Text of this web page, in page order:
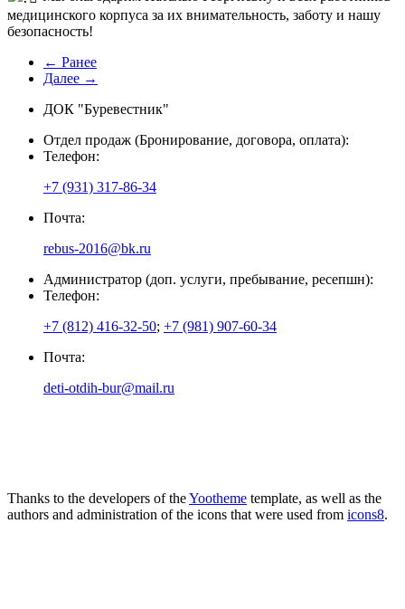
медицинского корпуса за их внимательность, заботу и нашу
безопасность!
← Ранее
Далее →
ДОК "Буревестник"
Отдел продаж (Бронирование, договора, оплата):
Телефон:
+7 (931) 317-86-34
Почта:
rebus-2016@bk.ru
Администратор (доп. услуги, пребывание, ресепшн):
Телефон:
+7 (812) 416-32-50; +7 (981) 907-60-34
Почта:
deti-otdih-bur@mail.ru
Thanks to the developers of theYootheme template, as well as the
authors and administration of the icons that were used from icons8.